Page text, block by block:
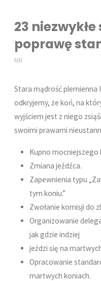
23
poprawę
MR
Stara mądrość plemienna
odkryjemy, że koń, na
wyjściem jest z niego
swoimi prawami
Kupno mocniejszego
Zmiana jeźdźca.
Zapewnienia typu
tym koniu.”
Zwołanie komisji do
Organizowanie
jak gdzie indziej
jeździ się na
Opracowanie
martwych koniach.